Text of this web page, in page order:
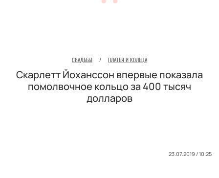
СВАДЬБЫ / ПЛАТЬЯ И КОЛЬЦА
Скарлетт Йоханссон впервые показала
помолвочное кольцо за 400 тысяч
долларов
23.07.2019 / 10:25